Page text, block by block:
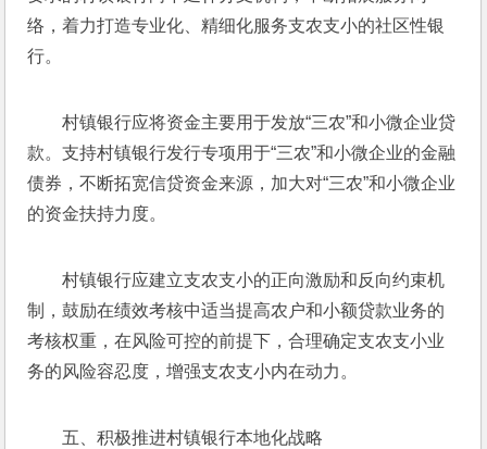
络，着力打造专业化、精细化服务支农支小的社区性银
行。
村镇银行应将资金主要用于发放“三农”和小微企业贷
款。支持村镇银行发行专项用于“三农”和小微企业的金融
债券，不断拓宽信贷资金来源，加大对“三农”和小微企业
的资金扶持力度。
村镇银行应建立支农支小的正向激励和反向约束机
制，鼓励在绩效考核中适当提高农户和小额贷款业务的
考核权重，在风险可控的前提下，合理确定支农支小业
务的风险容忍度，增强支农支小内在动力。
五、积极推进村镇银行本地化战略